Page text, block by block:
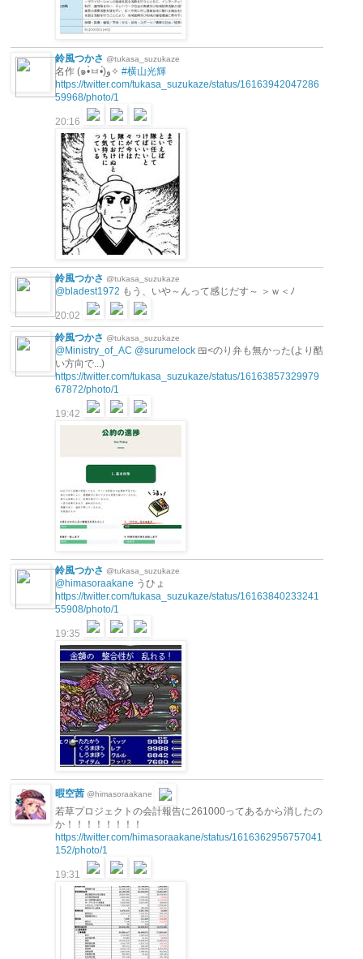
鈴風つかさ @tukasa_suzukaze
名作 (๑•̀ㅂ•́)و✧ #横山光輝
https://twitter.com/tukasa_suzukaze/status/16163942047286
59968/photo/1
20:16
鈴風つかさ @tukasa_suzukaze
@bladest1972 もう、いや～んって感じだす～ ＞ｗ＜ﾉ
20:02
鈴風つかさ @tukasa_suzukaze
@Ministry_of_AC @surumelock 🍱<のり弁も無かった(より酷
い方向で...)
https://twitter.com/tukasa_suzukaze/status/16163857329979
67872/photo/1
19:42
鈴風つかさ @tukasa_suzukaze
@himasoraakane うひょ
https://twitter.com/tukasa_suzukaze/status/16163840233241
55908/photo/1
19:35
暇空茜 @himasoraakane
若草プロジェクトの会計報告に261000ってあるから消したの
か！！！！！！！！
https://twitter.com/himasoraakane/status/1616362956757041
152/photo/1
19:31